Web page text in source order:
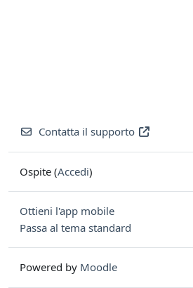
Contatta il supporto
Ospite (Accedi)
Ottieni l'app mobile
Passa al tema standard
Powered by Moodle